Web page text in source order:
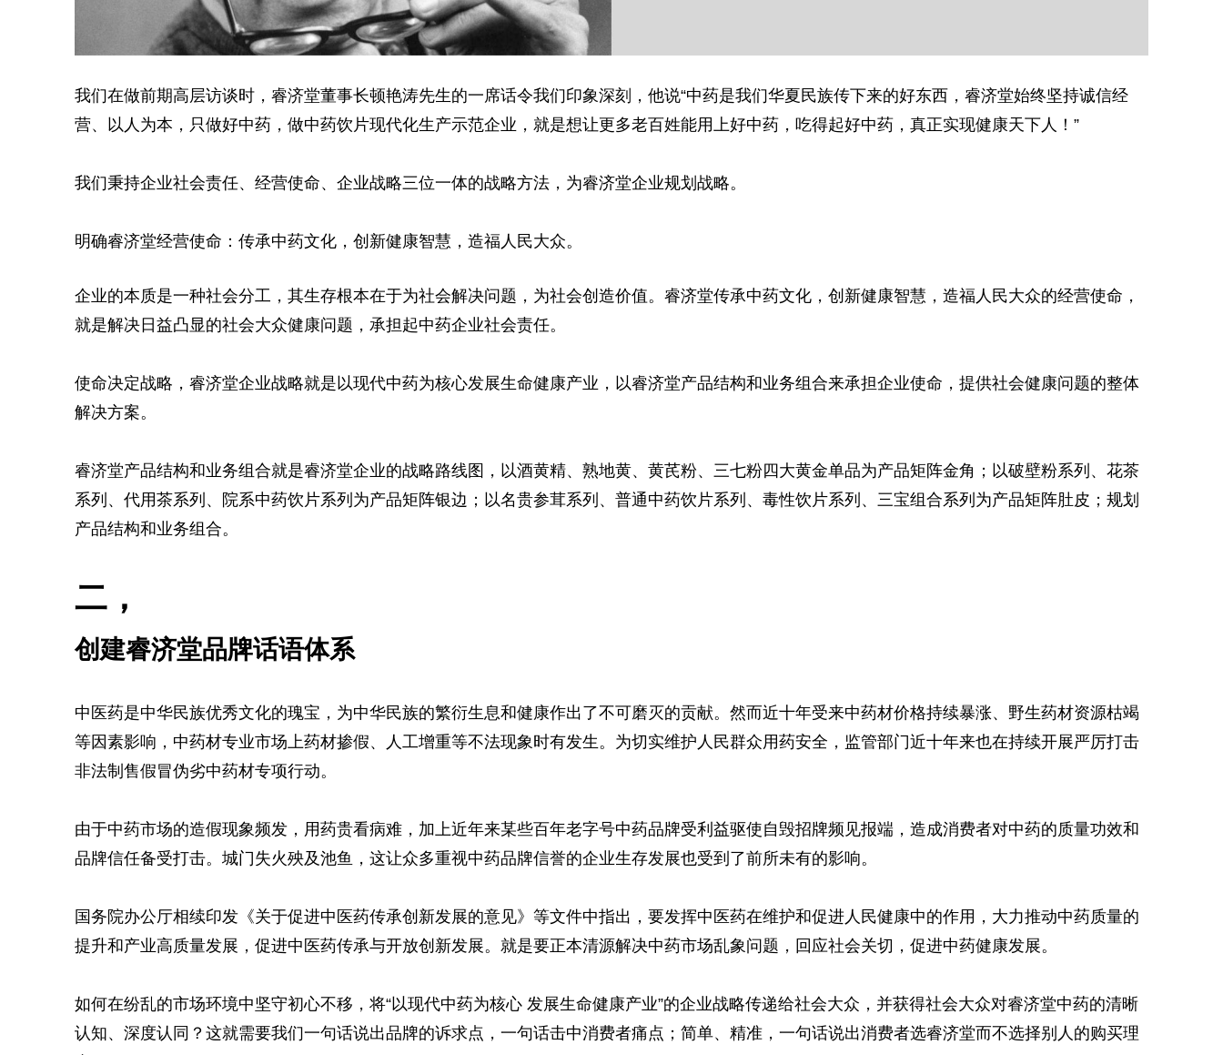
我们在做前期高层访谈时，睿济堂董事长顿艳涛先生的一席话令我们印象深刻，他说“中药是我们华夏民族传下来的好东西，睿济堂始终坚持诚信经
营、以人为本，只做好中药，做中药饮片现代化生产示范企业，就是想让更多老百姓能用上好中药，吃得起好中药，真正实现健康天下人！”
我们秉持企业社会责任、经营使命、企业战略三位一体的战略方法，为睿济堂企业规划战略。
明确睿济堂经营使命：传承中药文化，创新健康智慧，造福人民大众。
企业的本质是一种社会分工，其生存根本在于为社会解决问题，为社会创造价值。睿济堂传承中药文化，创新健康智慧，造福人民大众的经营使命，
就是解决日益凸显的社会大众健康问题，承担起中药企业社会责任。
使命决定战略，睿济堂企业战略就是以现代中药为核心发展生命健康产业，以睿济堂产品结构和业务组合来承担企业使命，提供社会健康问题的整体
解决方案。
睿济堂产品结构和业务组合就是睿济堂企业的战略路线图，以酒黄精、熟地黄、黄芪粉、三七粉四大黄金单品为产品矩阵金角；以破壁粉系列、花茶
系列、代用茶系列、院系中药饮片系列为产品矩阵银边；以名贵参茸系列、普通中药饮片系列、毒性饮片系列、三宝组合系列为产品矩阵肚皮；规划
产品结构和业务组合。
二，
创建睿济堂品牌话语体系
中医药是中华民族优秀文化的瑰宝，为中华民族的繁衍生息和健康作出了不可磨灭的贡献。然而近十年受来中药材价格持续暴涨、野生药材资源枯竭
等因素影响，中药材专业市场上药材掺假、人工增重等不法现象时有发生。为切实维护人民群众用药安全，监管部门近十年来也在持续开展严厉打击
非法制售假冒伪劣中药材专项行动。
由于中药市场的造假现象频发，用药贵看病难，加上近年来某些百年老字号中药品牌受利益驱使自毁招牌频见报端，造成消费者对中药的质量功效和
品牌信任备受打击。城门失火殃及池鱼，这让众多重视中药品牌信誉的企业生存发展也受到了前所未有的影响。
国务院办公厅相续印发《关于促进中医药传承创新发展的意见》等文件中指出，要发挥中医药在维护和促进人民健康中的作用，大力推动中药质量的
提升和产业高质量发展，促进中医药传承与开放创新发展。就是要正本清源解决中药市场乱象问题，回应社会关切，促进中药健康发展。
如何在纷乱的市场环境中坚守初心不移，将“以现代中药为核心 发展生命健康产业”的企业战略传递给社会大众，并获得社会大众对睿济堂中药的清晰
认知、深度认同？这就需要我们一句话说出品牌的诉求点，一句话击中消费者痛点；简单、精准，一句话说出消费者选睿济堂而不选择别人的购买理